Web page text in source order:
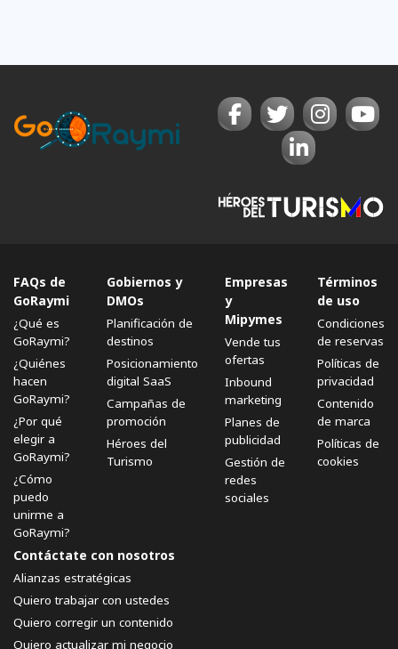
FAQs de
GoRaymi
¿Qué es
GoRaymi?
¿Quiénes
hacen
GoRaymi?
¿Por qué
elegir a
GoRaymi?
¿Cómo
puedo
unirme a
GoRaymi?
Gobiernos y
DMOs
Planificación de
destinos
Posicionamiento
digital SaaS
Campañas de
promoción
Héroes del
Turismo
Empresas
y
Mipymes
Vende tus
ofertas
Inbound
marketing
Planes de
publicidad
Gestión de
redes
sociales
Términos
de uso
Condiciones
de reservas
Políticas de
privacidad
Contenido
de marca
Políticas de
cookies
Contáctate con nosotros
Alianzas estratégicas
Quiero trabajar con ustedes
Quiero corregir un contenido
Quiero actualizar mi negocio